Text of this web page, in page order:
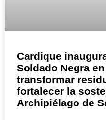
Cardique
Soldado Negra
transformar
fortalecer la
Archipiélago de